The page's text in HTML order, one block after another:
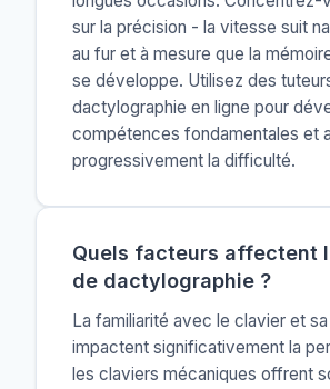
sur la précision - la vitesse suit
au fur et à mesure que la
se développe. Utilisez des
dactylographie en ligne pour
compétences fondamentales et
progressivement la difficulté.
Quels facteurs affectent
de dactylographie ?
La familiarité avec le clavier et
impactent significativement la
les claviers mécaniques offrent